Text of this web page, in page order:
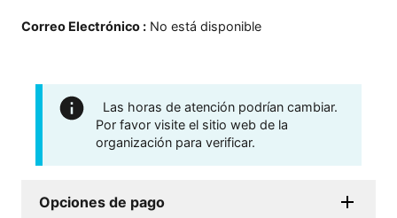
Correo Electrónico : No está disponible
Las horas de atención podrían cambiar.
Por favor visite el sitio web de la
organización para verificar.
Opciones de pago